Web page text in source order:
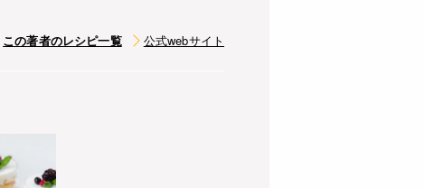
この著者のレシピ一覧 公式webサイト